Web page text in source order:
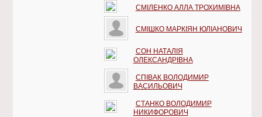
СМІЛЕНКО АЛЛА ТРОХИМІВНА
СМІШКО МАРКІЯН ЮЛІАНОВИЧ
СОН НАТАЛІЯ
ОЛЕКСАНДРІВНА
СПІВАК ВОЛОДИМИР
ВАСИЛЬОВИЧ
СТАНКО ВОЛОДИМИР
НИКИФОРОВИЧ